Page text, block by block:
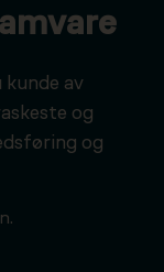
av
og
og